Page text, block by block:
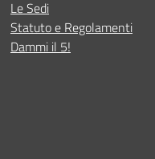
Le Sedi
Statuto e Regolamenti
Dammi il 5!